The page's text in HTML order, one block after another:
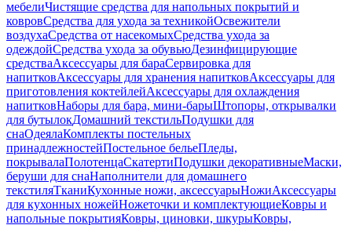
мебелиЧистящие средства для напольных покрытий и
ковровСредства для ухода за техникойОсвежители
воздухаСредства от насекомыхСредства ухода за
одеждойСредства ухода за обувьюДезинфицирующие
средстваАксессуары для бараСервировка для
напитковАксессуары для хранения напитковАксессуары для
приготовления коктейлейАксессуары для охлаждения
напитковНаборы для бара, мини-барыШтопоры, открывалки
для бутылокДомашний текстильПодушки для
снаОдеялаКомплекты постельных
принадлежностейПостельное бельеПледы,
покрывалаПолотенцаСкатертиПодушки декоративныеМаски,
беруши для снаНаполнители для домашнего
текстиляТканиКухонные ножи, аксессуарыНожиАксессуары
для кухонных ножейНожеточки и комплектующиеКовры и
напольные покрытияКовры, циновки, шкурыКовры,